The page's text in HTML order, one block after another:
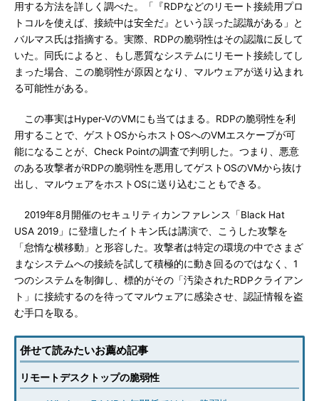
用する方法を詳しく調べた。「『RDPなどのリモート接続用プロ
トコルを使えば、接続中は安全だ』という誤った認識がある」と
バルマス氏は指摘する。実際、RDPの脆弱性はその認識に反して
いた。同氏によると、もし悪質なシステムにリモート接続してし
まった場合、この脆弱性が原因となり、マルウェアが送り込まれ
る可能性がある。
この事実はHyper-VのVMにも当てはまる。RDPの脆弱性を利
用することで、ゲストOSからホストOSへのVMエスケープが可
能になることが、Check Pointの調査で判明した。つまり、悪意
のある攻撃者がRDPの脆弱性を悪用してゲストOSのVMから抜け
出し、マルウェアをホストOSに送り込むこともできる。
2019年8月開催のセキュリティカンファレンス「Black Hat
USA 2019」に登壇したイトキン氏は講演で、こうした攻撃を
「怠惰な横移動」と形容した。攻撃者は特定の環境の中でさまざ
まなシステムへの接続を試して積極的に動き回るのではなく、1
つのシステムを制御し、標的がその「汚染されたRDPクライアン
ト」に接続するのを待ってマルウェアに感染させ、認証情報を盗
む手口を取る。
併せて読みたいお薦め記事
リモートデスクトップの脆弱性